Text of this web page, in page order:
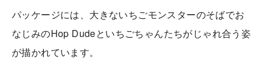
パッケージには、大きないちごモンスターのそばでお
なじみのHop Dudeといちごちゃんたちがじゃれ合う姿
が描かれています。